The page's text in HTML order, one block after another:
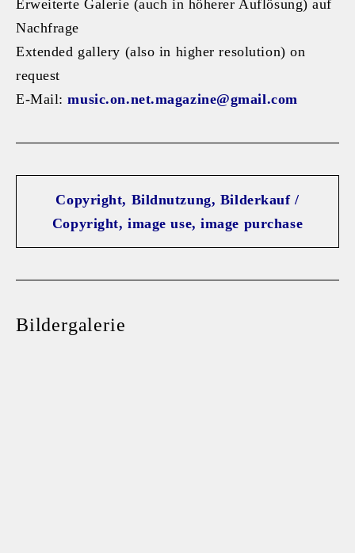
Erweiterte Galerie (auch in höherer Auflösung) auf
Nachfrage
Extended gallery (also in higher resolution) on
request
E-Mail:music.on.net.magazine@gmail.com
Copyright, Bildnutzung, Bilderkauf /
Copyright, image use, image purchase
Bildergalerie